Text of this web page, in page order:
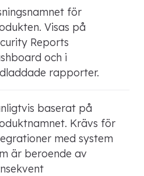
för
Visas på
Reports
och i
rapporter.
baserat på
Krävs för
med system
är beroende av